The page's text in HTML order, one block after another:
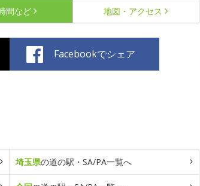
間など 地図・アクセス
Facebookでシェア
埼玉県の道の駅・SA/PA一覧へ